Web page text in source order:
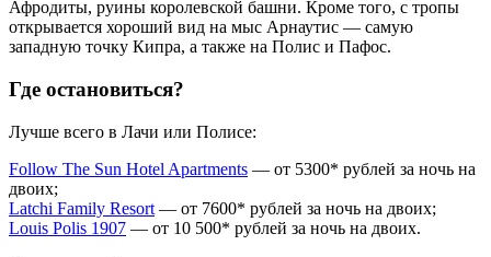
Афродиты, руины королевской башни. Кроме того, с тропы
открывается хороший вид на мыс Арнаутис — самую
западную точку Кипра, а также на Полис и Пафос.
Где остановиться?
Лучше всего в Лачи или Полисе:
Follow The Sun Hotel Apartments — от 5300* рублей за ночь на
двоих;
Latchi Family Resort — от 7600* рублей за ночь на двоих;
Louis Polis 1907 — от 10 500* рублей за ночь на двоих.